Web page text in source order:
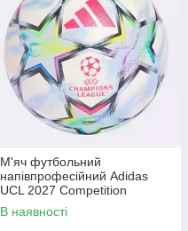
М'яч футбольний
напівпрофесійний Adidas
UCL 2027 Competition
KE9766 (розмір 4)
В наявності